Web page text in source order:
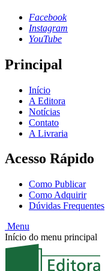
Facebook
Instagram
YouTube
Principal
Início
A Editora
Notícias
Contato
A Livraria
Acesso Rápido
Como Publicar
Como Adquirir
Dúvidas Frequentes
Menu
Início do menu principal